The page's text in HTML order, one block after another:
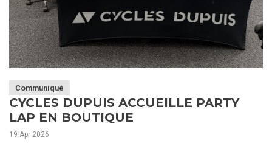
Communiqué
CYCLES DUPUIS ACCUEILLE PARTY
LAP EN BOUTIQUE
19 Apr 2026